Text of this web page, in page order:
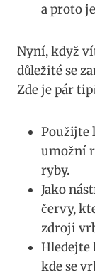
a proto
Nyní, ‍když
důležité‍ se
Zde je pár
Použijte
umožní
ryby.
Jako
červy,
zdroji
Hledejte
kde se